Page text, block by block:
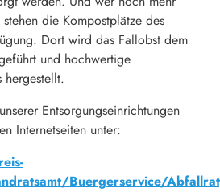
die Kompostplätze des
Dort wird das Fallobst dem
und hochwertige
hergestellt.
Entsorgungseinrichtungen
Internetseiten unter:
Buergerservice/